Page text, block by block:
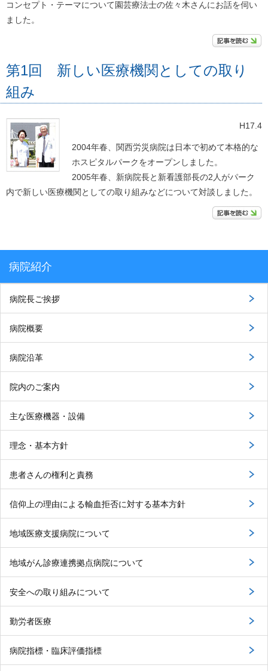
コンセプト・テーマについて園芸療法士の佐々木さんにお話を伺い
ました。
第1回 新しい医療機関としての取り
組み
H17.4
2004年春、関西労災病院は日本で初めて本格的な
ホスピタルパークをオープンしました。
2005年春、新病院長と新看護部長の2人がパーク
内で新しい医療機関としての取り組みなどについて対談しました。
病院紹介
病院長ご挨拶
病院概要
病院沿革
院内のご案内
主な医療機器・設備
理念・基本方針
患者さんの権利と責務
信仰上の理由による輸血拒否に対する基本方針
地域医療支援病院について
地域がん診療連携拠点病院について
安全への取り組みについて
勤労者医療
病院指標・臨床評価指標